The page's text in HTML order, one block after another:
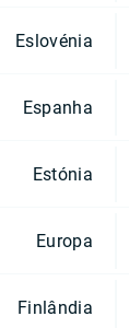
Eslovénia
Espanha
Estónia
Europa
Finlândia